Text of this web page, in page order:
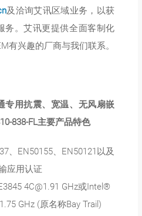
及洽询艾讯区域业务，以获
务。艾讯更提供全面客制化
有兴趣的厂商与我们联系。
专用抗震、宽温、无风扇嵌
838-FL主要产品特色
、EN50155、EN50121以及
应用认证
4C@1.91 GHz或Intel®
GHz (原名称Bay Trail)